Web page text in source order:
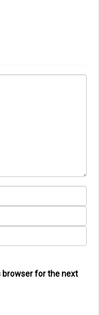
browser for the next